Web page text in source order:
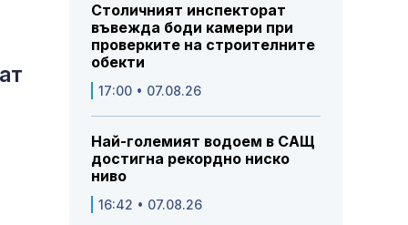
Столичният инспекторат
въвежда боди камери при
проверките на строителните
обекти
17:00 • 07.08.26
Най-големият водоем в САЩ
достигна рекордно ниско
ниво
16:42 • 07.08.26